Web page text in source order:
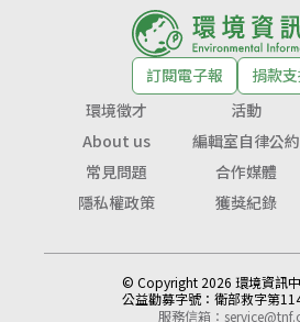
訂閱電子報
捐款
環境徵才
活動
About us
編輯室自律公約
常見問題
合作媒體
隱私權政策
獲獎紀錄
© Copyright 2026 環境資訊
公益勸募字號： 衛部救字第
服務信箱：